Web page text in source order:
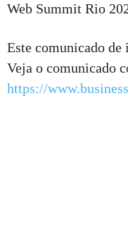
Web Summit Rio
Este comunicado
Veja o comunicado
https://